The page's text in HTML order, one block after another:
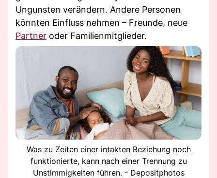
Ungunsten verändern. Andere Personen
könnten Einfluss nehmen – Freunde, neue
Partner oder Familienmitglieder.
Was zu Zeiten einer intakten Beziehung noch
funktionierte, kann nach einer Trennung zu
Unstimmigkeiten führen. - Depositphotos